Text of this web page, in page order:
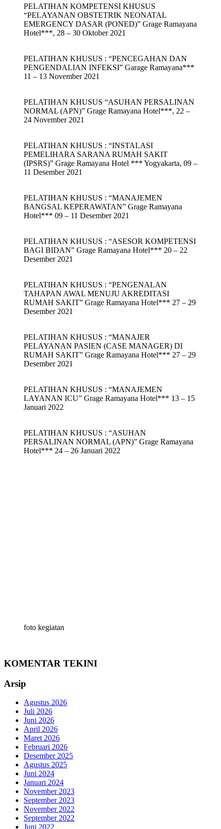
PELATIHAN KOMPETENSI KHUSUS
“PELAYANAN OBSTETRIK NEONATAL
EMERGENCY DASAR (PONED)” Grage Ramayana
Hotel***, 28 – 30 Oktober 2021
PELATIHAN KHUSUS : “PENCEGAHAN DAN
PENGENDALIAN INFEKSI” Garage Ramayana***
11 – 13 November 2021
PELATIHAN KHUSUS “ASUHAN PERSALINAN
NORMAL (APN)” Grage Ramayana Hotel***, 22 –
24 November 2021
PELATIHAN KHUSUS : “INSTALASI
PEMELIHARA SARANA RUMAH SAKIT
(IPSRS)” Grage Ramayana Hotel *** Yogyakarta, 09 –
11 Desember 2021
PELATIHAN KHUSUS : “MANAJEMEN
BANGSAL KEPERAWATAN” Grage Ramayana
Hotel*** 09 – 11 Desember 2021
PELATIHAN KHUSUS : “ASESOR KOMPETENSI
BAGI BIDAN” Grage Ramayana Hotel*** 20 – 22
Desember 2021
PELATIHAN KHUSUS : “PENGENALAN
TAHAPAN AWAL MENUJU AKREDITASI
RUMAH SAKIT” Grage Ramayana Hotel*** 27 – 29
Desember 2021
PELATIHAN KHUSUS : “MANAJER
PELAYANAN PASIEN (CASE MANAGER) DI
RUMAH SAKIT” Grage Ramayana Hotel*** 27 – 29
Desember 2021
PELATIHAN KHUSUS : “MANAJEMEN
LAYANAN ICU” Grage Ramayana Hotel*** 13 – 15
Januari 2022
PELATIHAN KHUSUS : “ASUHAN
PERSALINAN NORMAL (APN)” Grage Ramayana
Hotel*** 24 – 26 Januari 2022
foto kegiatan
KOMENTAR TEKINI
Arsip
Agustus 2026
Juli 2026
Juni 2026
April 2026
Maret 2026
Februari 2026
Desember 2025
Agustus 2025
Juni 2024
Januari 2024
November 2023
September 2023
November 2022
September 2022
Juni 2022